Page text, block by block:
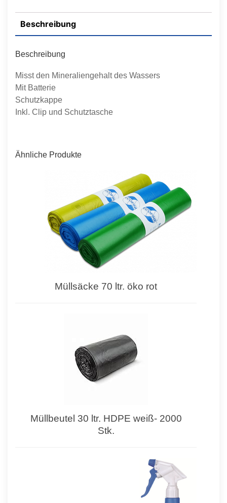
Beschreibung
Beschreibung
Misst den Mineraliengehalt des Wassers
Mit Batterie
Schutzkappe
Inkl. Clip und Schutztasche
Ähnliche Produkte
Müllsäcke 70 ltr. öko rot
Müllbeutel 30 ltr. HDPE weiß- 2000
Stk.